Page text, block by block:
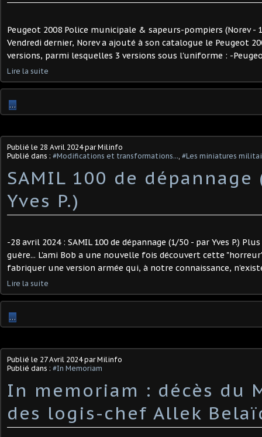
Peugeot 2008 Police municipale & sapeurs-pompiers (Norev -
Vendredi dernier, Norev a ajouté à son catalogue le Peugeot
versions, parmi lesquelles 3 versions sous l'uniforme : -
Lire la suite
…
Publié le 28 Avril 2024par Milinfo
Publié dans : #Modifications et transformations..., #Les miniatures
SAMIL 100 de
Yves P.) ​
-28 avril 2024 : SAMIL 100 de dépannage (1/50 - par Yves P.)
guère... L'ami Bob a une nouvelle fois découvert cette
fabriquer une version armée qui, à notre connaissance,
Lire la suite
…
Publié le 27 Avril 2024par Milinfo
Publié dans : #In Memoriam
In memoriam : décès du
des logis-chef Allek